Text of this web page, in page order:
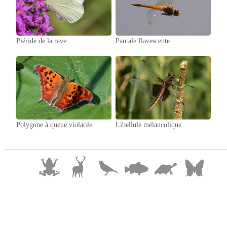
Piéride de la rave Pantale flavescente
Polygone à queue violacée Libellule mélancolique
© 2025 William Lévesqu e